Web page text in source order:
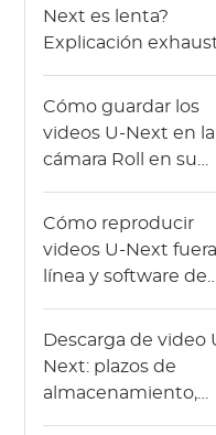
Next es lenta?
Explicación
Cómo guardar los
videos U-Next en la
cámara Roll en su
Cómo reproducir
videos U-Next
línea y software de
recomendado
Descarga de video
Next: plazos de
almacenamiento,